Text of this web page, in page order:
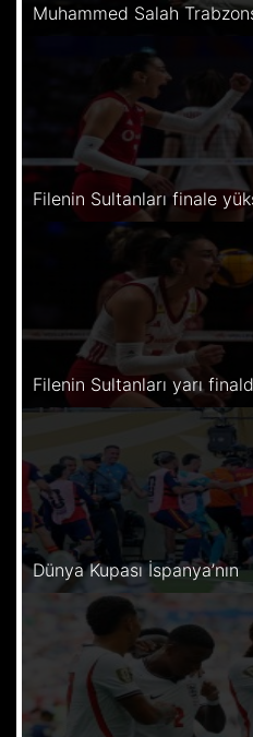
Muhammed Salah
Filenin Sultanları finale
Filenin Sultanları yarı
Dünya Kupası İspanya’nın